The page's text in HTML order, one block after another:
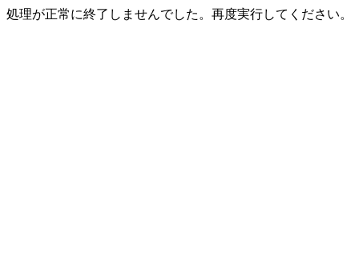
処理が正常に終了しませんでした。再度実行してください。